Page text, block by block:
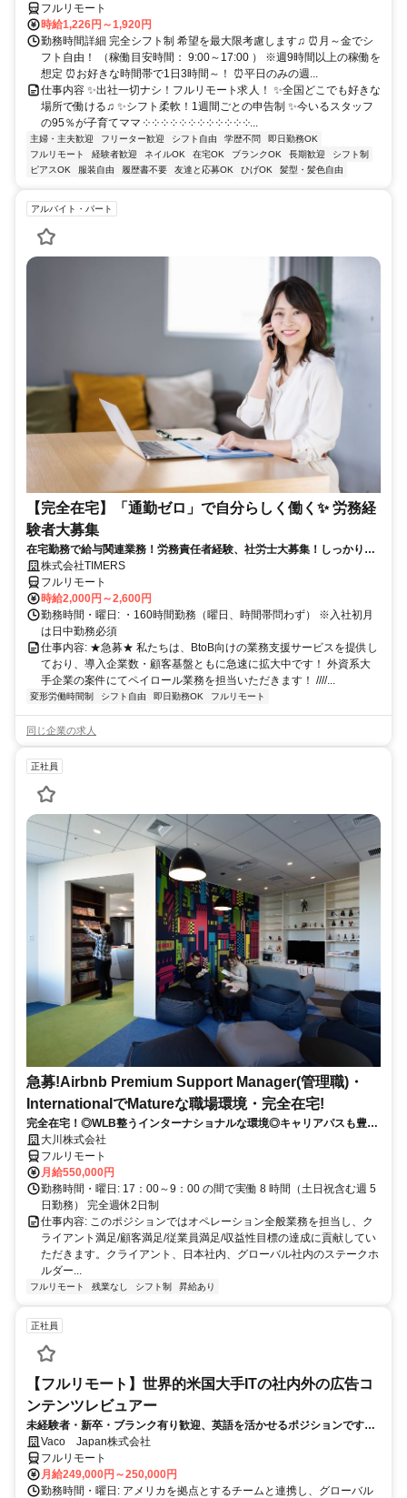
フルリモート
時給1,226円～1,920円
勤務時間詳細 完全シフト制 希望を最大限考慮します♫ ⏰月～金でシ
フト自由！ （稼働目安時間： 9:00～17:00 ） ※週9時間以上の稼働を
想定 ⏰お好きな時間帯で1日3時間～！ ⏰平日のみの週...
仕事内容 ✨出社一切ナシ！フルリモート求人！ ✨全国どこでも好きな
場所で働ける♫ ✨シフト柔軟！1週間ごとの申告制 ✨今いるスタッフ
の95％が子育てママ ༶ ༶ ༶ ༶ ༶ ༶ ༶ ༶ ༶ ༶ ༶ ༶...
主婦・主夫歓迎 フリーター歓迎 シフト自由 学歴不問
即日勤務OK
フルリモート
経験者歓迎 ネイルOK 在宅OK ブランクOK 長期歓迎
シフト制
ピアスOK
服装自由 履歴書不要 友達と応募OK ひげOK 髪型・髪色自由
アルバイト・パート
【完全在宅】「通勤ゼロ」で自分らしく働く✨ 労務経
験者大募集
在宅勤務で給与関連業務！労務責任者経験、社労士大募集！しっかり稼
ぎたい方、注目！
株式会社TIMERS
フルリモート
時給2,000円～2,600円
勤務時間・曜日: ・160時間勤務（曜日、時間帯問わず） ※入社初月
は日中勤務必須
仕事内容: ★急募★ 私たちは、BtoB向けの業務支援サービスを提供し
ており、導入企業数・顧客基盤ともに急速に拡大中です！ 外資系大
手企業の案件にてペイロール業務を担当いただきます！ ////...
変形労働時間制 シフト自由 即日勤務OK フルリモート
同じ企業の求人
正社員
急募!Airbnb Premium Support Manager(管理職)・
InternationalでMatureな職場環境・完全在宅!
完全在宅！◎WLB整うインターナショナルな環境◎キャリアパスも豊富
◎ 大川株式会社
フルリモート
月給550,000円
勤務時間・曜日: 17：00～9：00 の間で実働 8 時間（土日祝含む週 5
日勤務） 完全週休2日制
仕事内容: このポジションではオペレーション全般業務を担当し、ク
ライアント満足/顧客満足/従業員満足/収益性目標の達成に貢献してい
ただきます。クライアント、日本社内、グローバル社内のステークホ
ルダー...
フルリモート 残業なし シフト制 昇給あり
正社員
【フルリモート】世界的米国大手ITの社内外の広告コ
ンテンツレビュアー
未経験者・新卒・ブランク有り歓迎、英語を活かせるポジションです。
完全リモート
Vaco Japan株式会社
フルリモート
月給249,000円～250,000円
勤務時間・曜日: アメリカを拠点とするチームと連携し、グローバル